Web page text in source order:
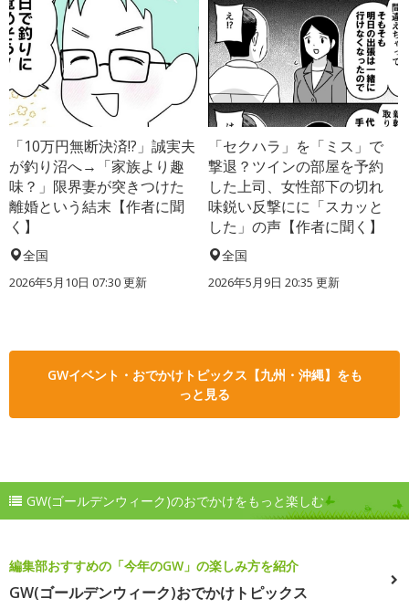
「10万円無断決済!?」誠実夫
が釣り沼へ→「家族より趣
味？」限界妻が突きつけた
離婚という結末【作者に聞
く】
全国
2026年5月10日 07:30 更新
「セクハラ」を「ミス」で
撃退？ツインの部屋を予約
した上司、女性部下の切れ
味鋭い反撃にに「スカッと
した」の声【作者に聞く】
全国
2026年5月9日 20:35 更新
GWイベント・おでかけトピックス【九州・沖縄】をも
っと見る
GW(ゴールデンウィーク)のおでかけをもっと楽しむ
編集部おすすめの「今年のGW」の楽しみ方を紹介
GW(ゴールデンウィーク)おでかけトピックス